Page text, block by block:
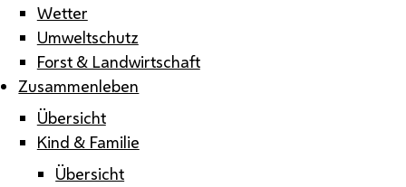
Wetter
Umweltschutz
Forst & Landwirtschaft
Zusammenleben
Übersicht
Kind & Familie
Übersicht